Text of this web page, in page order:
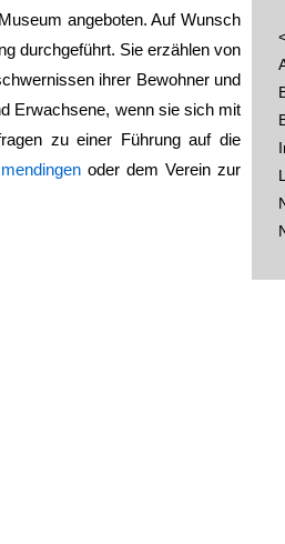
angeboten. Auf Wunsch
durchgeführt. Sie erzählen von
ihrer Bewohner und
Erwachsene, wenn sie sich mit
zu einer Führung auf die
oder dem Verein zur